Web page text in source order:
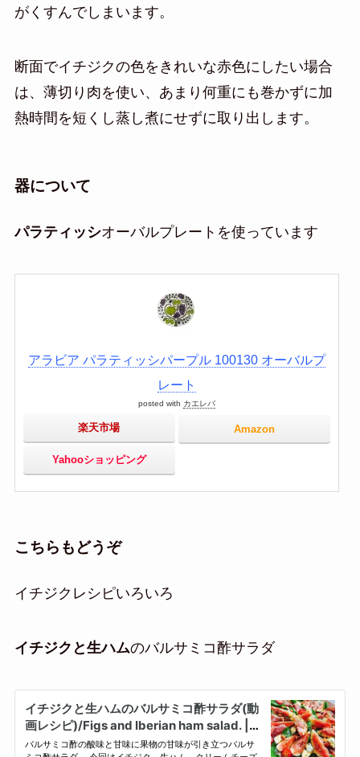
がくすんでしまいます。
断面でイチジクの色をきれいな赤色にしたい場合
は、薄切り肉を使い、あまり何重にも巻かずに加
熱時間を短くし蒸し煮にせずに取り出します。
器について
パラティッシオーバルプレートを使っています
アラビア パラティッシパープル 100130 オーバルプ
レート
posted with カエレバ
楽天市場 Amazon
Yahooショッピング
こちらもどうぞ
イチジクレシピいろいろ
イチジクと生ハムのバルサミコ酢サラダ